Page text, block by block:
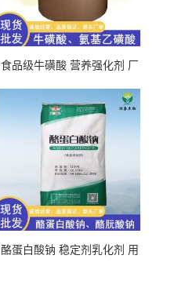
食品级牛磺酸 营养强化剂 厂
酪蛋白酸钠 稳定剂乳化剂 用